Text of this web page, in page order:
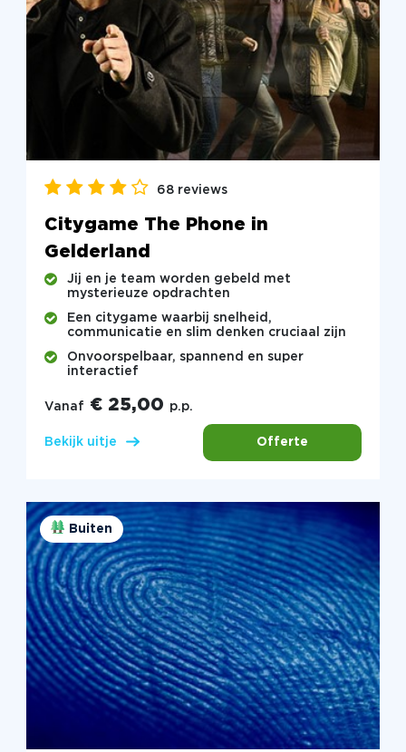
68 reviews
Citygame The Phone in
Gelderland
Jij en je team worden gebeld met
mysterieuze opdrachten
Een citygame waarbij snelheid,
communicatie en slim denken cruciaal zijn
Onvoorspelbaar, spannend en super
interactief
Vanaf € 25,00 p.p.
Bekijk uitje Offerte
Buiten